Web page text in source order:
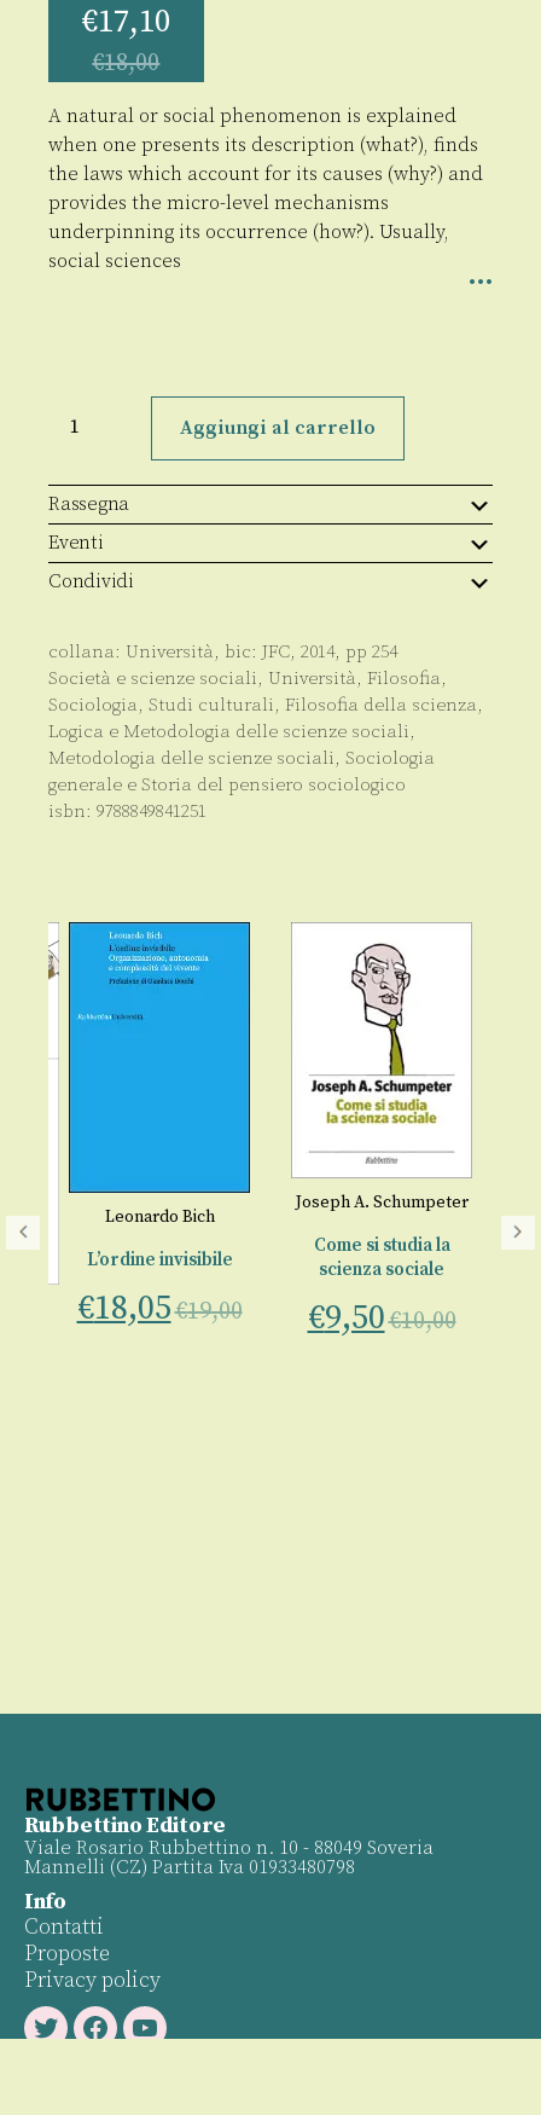
€17,10
€18,00
A natural or social phenomenon is explained
when one presents its description (what?), finds
the laws which account for its causes (why?) and
provides the micro-level mechanisms
underpinning its occurrence (how?). Usually,
social sciences
Explanation
Sciences
quantità
Aggiungi al carrello
Rassegna
Eventi
Condividi
collana: Università, bic: JFC, 2014, pp 254
Società e scienze sociali, Università, Filosofia,
Sociologia, Studi culturali, Filosofia della scienza,
Logica e Metodologia delle scienze sociali,
Metodologia delle scienze sociali, Sociologia
generale e Storia del pensiero sociologico
isbn: 9788849841251
Leonardo Bich
L’ordine invisibile
€18,05€19,00
Joseph A. Schumpeter
Come si studia la
scienza sociale
€9,50€10,00
Rubbettino Editore
Viale Rosario Rubbettino n. 10 - 88049 Soveria
Mannelli (CZ) Partita Iva 01933480798
Info
Contatti
Proposte
Privacy policy
TwitterFacebookYoutube